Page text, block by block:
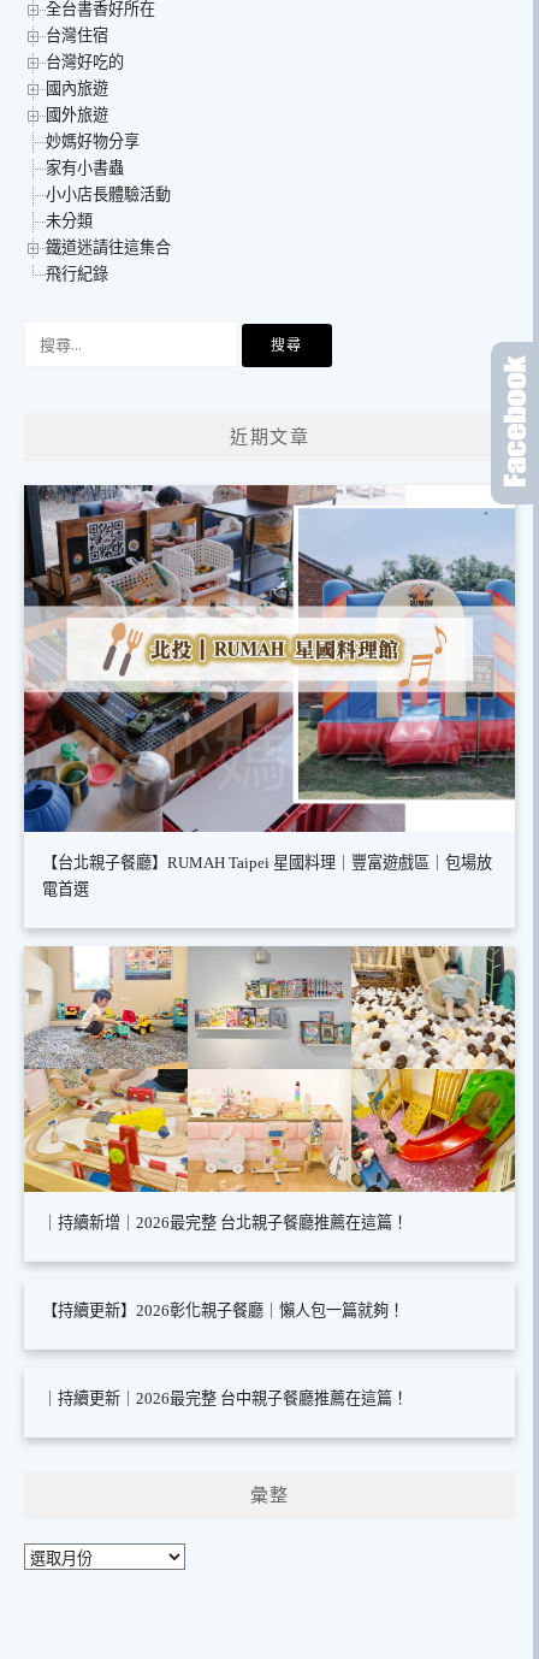
全台書香好所在
台灣住宿
台灣好吃的
國內旅遊
國外旅遊
妙媽好物分享
家有小書蟲
小小店長體驗活動
未分類
鐵道迷請往這集合
飛行紀錄
近期文章
【台北親子餐廳】RUMAH Taipei 星國料理｜豐富遊戲區｜包場放
電首選
｜持續新增｜2026最完整 台北親子餐廳推薦在這篇！
【持續更新】2026彰化親子餐廳｜懶人包一篇就夠！
｜持續更新｜2026最完整 台中親子餐廳推薦在這篇！
彙整
彙